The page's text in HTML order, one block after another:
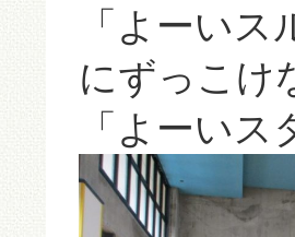
「よーい
にずっこけ
「よーいス